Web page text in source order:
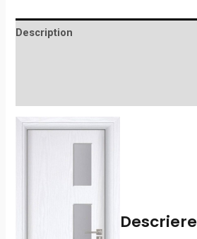
Description
Descriere